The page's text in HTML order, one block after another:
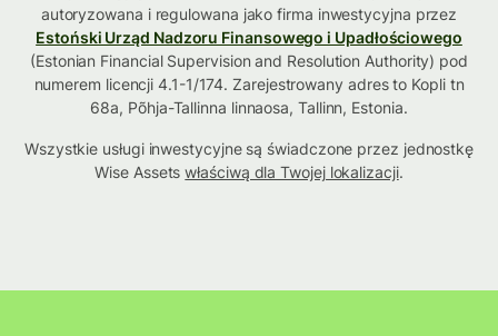
autoryzowana i regulowana jako firma inwestycyjna przez
Estoński Urząd Nadzoru Finansowego i Upadłościowego
(Estonian Financial Supervision and Resolution Authority) pod
numerem licencji 4.1-1/174. Zarejestrowany adres to Kopli tn
68a, Põhja-Tallinna linnaosa, Tallinn, Estonia.
Wszystkie usługi inwestycyjne są świadczone przez jednostkę
Wise Assetswłaściwą dla Twojej lokalizacji.